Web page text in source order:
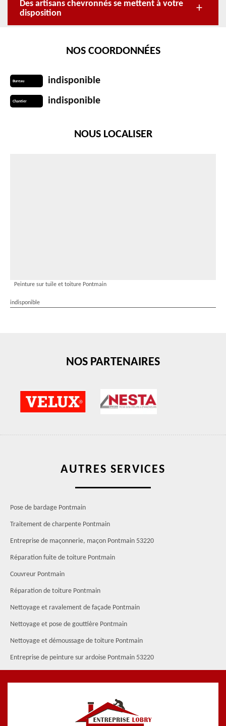
Des artisans chevronnés se mettent à votre
disposition
NOS COORDONNÉES
Bureau indisponible
Chantier indisponible
NOUS LOCALISER
Peinture sur tuile et toiture Pontmain
indisponible
NOS PARTENAIRES
AUTRES SERVICES
Pose de bardage Pontmain
Traitement de charpente Pontmain
Entreprise de maçonnerie, maçon Pontmain 53220
Réparation fuite de toiture Pontmain
Couvreur Pontmain
Réparation de toiture Pontmain
Nettoyage et ravalement de façade Pontmain
Nettoyage et pose de gouttière Pontmain
Nettoyage et démoussage de toiture Pontmain
Entreprise de peinture sur ardoise Pontmain 53220